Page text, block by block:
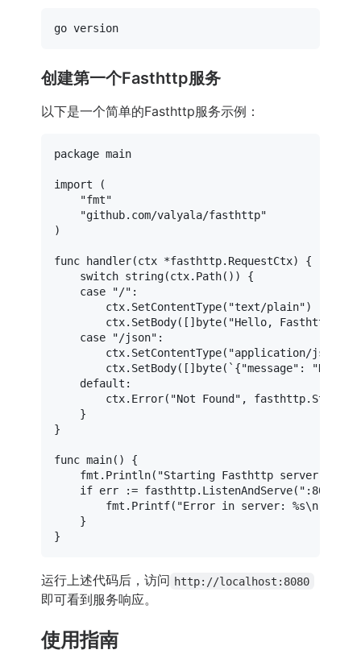
创建第一个Fasthttp服务
以下是一个简单的Fasthttp服务示例：
package main
import (
"fmt"
"github.com/valyala/fasthttp"
)
func handler(ctx *fasthttp.RequestCtx)
{
switch string(ctx.Path()) {
case
"/" :
		ctx.SetContentType(
"text/plain")
		ctx.SetBody([]
byte( "Hello, Fasthttp!"
case
"/json" :
		ctx.SetContentType(
"application/json"
		ctx.SetBody([]
byte( `{"message": "Hello,
default :
		ctx.Error(
"Not Found" ,
}
func main()
{
	fmt.Println(
"Starting Fasthttp server on
if err := fasthttp.ListenAndServe( ":8080"
		fmt.Printf(
"Error in server: %s\n"
运行上述代码后，访问 http://localhost:8080
即可看到服务响应。
使用指南